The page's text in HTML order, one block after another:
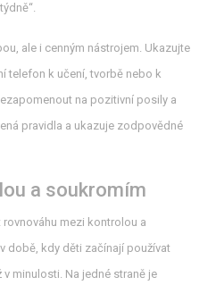
ale i cenným nástrojem. Ukazujte
telefon k učení, tvorbě nebo k
na pozitivní posily a
pravidla a ukazuje zodpovědné
a soukromím
mezi kontrolou a
době, kdy děti začínají používat
minulosti. Na jedné straně je